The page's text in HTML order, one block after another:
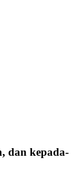
dan kepada-